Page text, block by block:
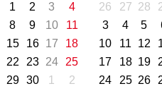
1 2 3
4
8 9 10
11
15 16 17
18
22 23 24
25
29 30 1
2
26
27 28
3
4 5
10
11 12
17
18 19
24
25 26